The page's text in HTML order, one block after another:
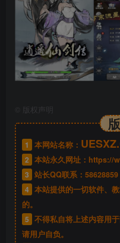
版权声明
1 本网站名称：
2 本站永久网址： https://
3 站长QQ联系： 58628859
4 本站提供的一切软件、
的。
5 不得私自将上述内容用
请用户自负。